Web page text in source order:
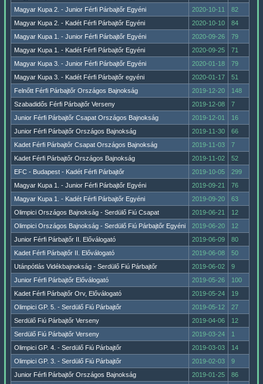
Magyar Kupa 2. - Junior Férfi Párbajtőr Egyéni
2020-10-11
82
Magyar Kupa 2. - Kadét Férfi Párbajtőr Egyéni
2020-10-10
84
Magyar Kupa 1. - Junior Férfi Párbajtőr Egyéni
2020-09-26
79
Magyar Kupa 1. - Kadét Férfi Párbajtőr Egyéni
2020-09-25
71
Magyar Kupa 3. - Junior Férfi Párbajtőr Egyéni
2020-01-18
79
Magyar Kupa 3. - Kadét Férfi Párbajtőr egyéni
2020-01-17
51
Felnőtt Férfi Párbajtőr Országos Bajnokság
2019-12-20
148
Szabadidős Férfi Párbajtőr Verseny
2019-12-08
7
Junior Férfi Párbajtőr Csapat Országos Bajnokság
2019-12-01
16
Junior Férfi Párbajtőr Országos Bajnokság
2019-11-30
66
Kadet Férfi Párbajtőr Csapat Országos Bajnokság
2019-11-03
7
Kadet Férfi Párbajtőr Országos Bajnokság
2019-11-02
52
EFC - Budapest - Kadét Férfi Párbajtőr
2019-10-05
299
Magyar Kupa 1. - Junior Férfi Párbajtőr Egyéni
2019-09-21
76
Magyar Kupa 1. - Kadét Férfi Párbajtőr Egyéni
2019-09-20
63
Olimpici Országos Bajnokság - Serdülő Fiú Csapat
2019-06-21
12
Olimpici Országos Bajnokság - Serdülő Fiú Párbajtőr Egyéni
2019-06-20
12
Junior Férfi Párbajtőr II. Előválogató
2019-06-09
80
Kadet Férfi Párbajtőr II. Előválogató
2019-06-08
50
Utánpótlás Vidékbajnokság - Serdülő Fiú Párbajtőr
2019-06-02
9
Junior Férfi Párbajtőr Előválogató
2019-05-26
100
Kadet Férfi Párbajtőr Orv, Előválogató
2019-05-24
19
Olimpici GP. 5. - Serdülő Fiú Párbajtőr
2019-05-12
27
Serdülő Fiú Párbajtőr Verseny
2019-04-06
12
Serdülő Fiú Párbajtőr Verseny
2019-03-24
1
Olimpici GP. 4. - Serdülő Fiú Párbajtőr
2019-03-03
14
Olimpici GP. 3. - Serdülő Fiú Párbajtőr
2019-02-03
9
Junior Férfi Párbajtőr Országos Bajnokság
2019-01-25
86